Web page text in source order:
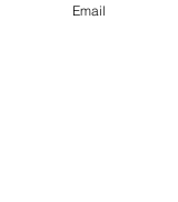
Email